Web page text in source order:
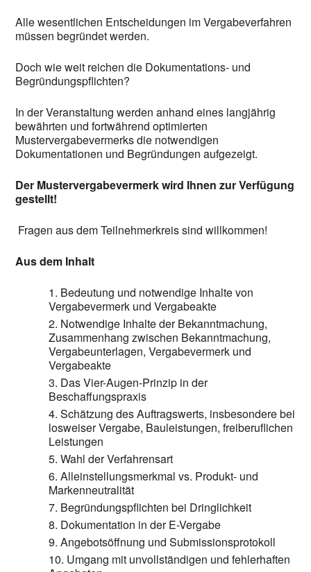
Alle wesentlichen Entscheidungen im Vergabeverfahren
müssen begründet werden.
Doch wie weit reichen die Dokumentations- und
Begründungspflichten?
In der Veranstaltung werden anhand eines langjährig
bewährten und fortwährend optimierten
Mustervergabevermerks die notwendigen
Dokumentationen und Begründungen aufgezeigt.
Der Mustervergabevermerk wird Ihnen zur Verfügung
gestellt!
Fragen aus dem Teilnehmerkreis sind willkommen!
Aus dem Inhalt
Bedeutung und notwendige Inhalte von
Vergabevermerk und Vergabeakte
Notwendige Inhalte der Bekanntmachung,
Zusammenhang zwischen Bekanntmachung,
Vergabeunterlagen, Vergabevermerk und
Vergabeakte
Das Vier-Augen-Prinzip in der
Beschaffungspraxis
Schätzung des Auftragswerts, insbesondere bei
losweiser Vergabe, Bauleistungen, freiberuflichen
Leistungen
Wahl der Verfahrensart
Alleinstellungsmerkmal vs. Produkt- und
Markenneutralität
Begründungspflichten bei Dringlichkeit
Dokumentation in der E-Vergabe
Angebotsöffnung und Submissionsprotokoll
Umgang mit unvollständigen und fehlerhaften